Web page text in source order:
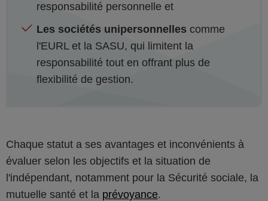
responsabilité personnelle et
Les sociétés unipersonnelles comme
l'EURL et la SASU, qui limitent la
responsabilité tout en offrant plus de
flexibilité de gestion.
Chaque statut a ses avantages et inconvénients à
évaluer selon les objectifs et la situation de
l'indépendant, notamment pour la Sécurité sociale, la
mutuelle santé et la prévoyance.